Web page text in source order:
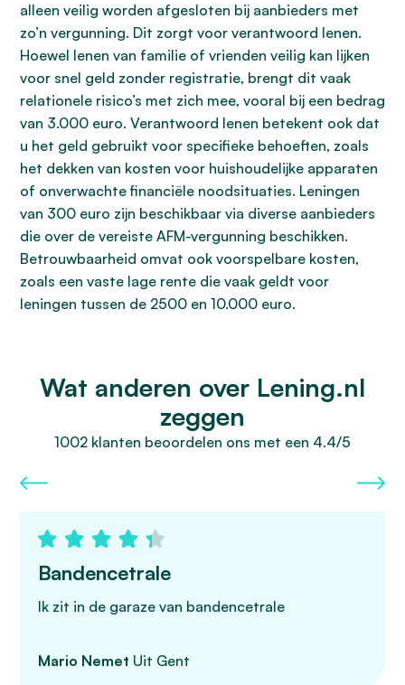
alleen veilig worden afgesloten bij aanbieders met
zo’n vergunning. Dit zorgt voor verantwoord lenen.
Hoewel lenen van familie of vrienden veilig kan lijken
voor snel geld zonder registratie, brengt dit vaak
relationele risico’s met zich mee, vooral bij een bedrag
van 3.000 euro. Verantwoord lenen betekent ook dat
u het geld gebruikt voor specifieke behoeften, zoals
het dekken van kosten voor huishoudelijke apparaten
of onverwachte financiële noodsituaties. Leningen
van 300 euro zijn beschikbaar via diverse aanbieders
die over de vereiste AFM-vergunning beschikken.
Betrouwbaarheid omvat ook voorspelbare kosten,
zoals een vaste lage rente die vaak geldt voor
leningen tussen de 2500 en 10.000 euro.
Wat anderen over Lening.nl
zeggen
1002 klanten beoordelen ons met een 4.4/5
Bandencetrale
Ik zit in de garaze van bandencetrale
Mario Nemet Uit Gent